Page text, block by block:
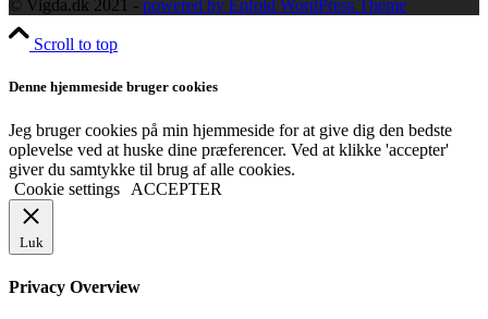
© Vigda.dk 2021 - powered by Enfold WordPress Theme
Scroll to top
Denne hjemmeside bruger cookies
Jeg bruger cookies på min hjemmeside for at give dig den bedste
oplevelse ved at huske dine præferencer. Ved at klikke 'accepter'
giver du samtykke til brug af alle cookies.
Cookie settings
ACCEPTER
Luk
Privacy Overview